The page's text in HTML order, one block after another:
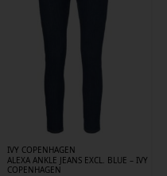
IVY COPENHAGEN
ALEXA ANKLE JEANS EXCL. BLUE – IVY
COPENHAGEN